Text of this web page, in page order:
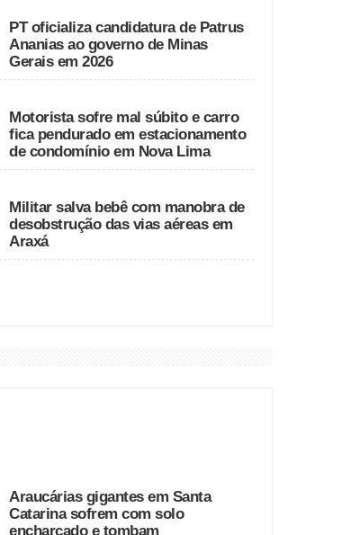
PT oficializa candidatura de Patrus
Ananias ao governo de Minas
Gerais em 2026
Motorista sofre mal súbito e carro
fica pendurado em estacionamento
de condomínio em Nova Lima
Militar salva bebê com manobra de
desobstrução das vias aéreas em
Araxá
Araucárias gigantes em Santa
Catarina sofrem com solo
encharcado e tombam